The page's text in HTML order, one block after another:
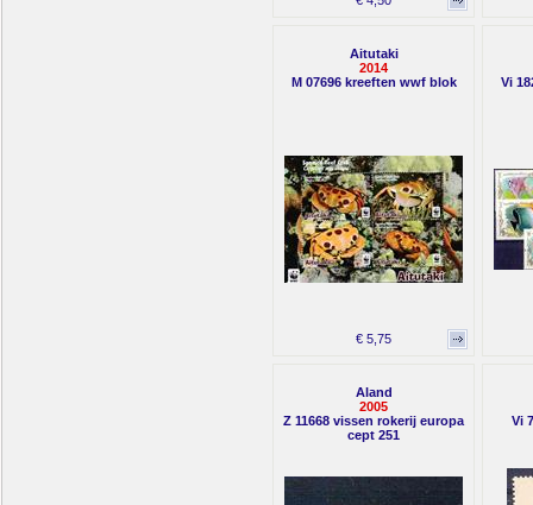
Aitutaki
2014
M 07696 kreeften wwf blok
€ 5,75
Vi
Aland
2005
Z 11668 vissen rokerij europa
cept 251
Vi